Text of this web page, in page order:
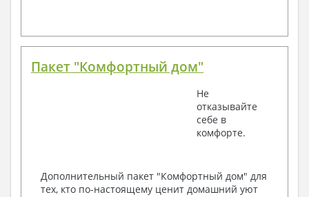
Пакет "Комфортный дом"
Не
отказывайте
себе в
комфорте.
Дополнительный пакет "Комфортный дом" для
тех, кто по-настоящему ценит домашний уют